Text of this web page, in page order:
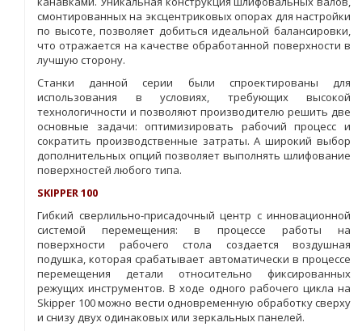
смонтированных на эксцентриковых опорах для настройки
по высоте, позволяет добиться идеальной балансировки,
что отражается на качестве обработанной поверхности в
лучшую сторону.
Станки данной серии были спроектированы для
использования в условиях, требующих высокой
технологичности и позволяют производителю решить две
основные задачи: оптимизировать рабочий процесс и
сократить производственные затраты. А широкий выбор
дополнительных опций позволяет выполнять шлифование
поверхностей любого типа.
SKIPPER 100
Гибкий сверлильно-присадочный центр с инновационной
системой перемещения: в процессе работы на
поверхности рабочего стола создается воздушная
подушка, которая срабатывает автоматически в процессе
перемещения детали относительно фиксированных
режущих инструментов. В ходе одного рабочего цикла на
Skipper 100 можно вести одновременную обработку сверху
и снизу двух одинаковых или зеркальных панелей.